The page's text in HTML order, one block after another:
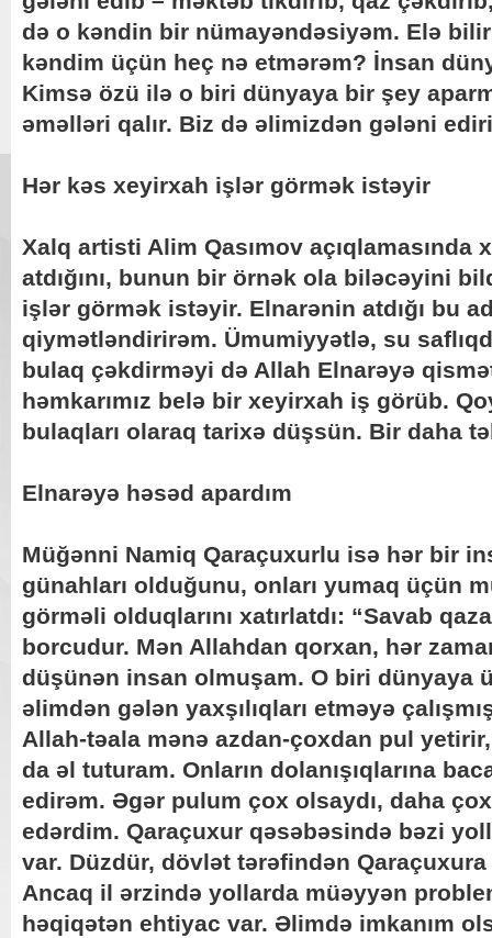
də o kəndin bir nümayəndəsiyəm. Elə
kəndim üçün heç nə etmərəm? İnsan
Kimsə özü ilə o biri dünyaya bir şey
əməlləri qalır. Biz də əlimizdən gələni
Hər kəs xeyirxah işlər görmək istəyir
Xalq artisti Alim Qasımov açıqlamasında
atdığını, bunun bir örnək ola biləcəyini
işlər görmək istəyir. Elnarənin atdığı bu
qiymətləndirirəm. Ümumiyyətlə, su
bulaq çəkdirməyi də Allah Elnarəyə
həmkarımız belə bir xeyirxah iş görüb.
bulaqları olaraq tarixə düşsün. Bir daha
Elnarəyə həsəd apardım
Müğənni Namiq Qaraçuxurlu isə hər bir
günahları olduğunu, onları yumaq üçün
görməli olduqlarını xatırlatdı: “Savab
borcudur. Mən Allahdan qorxan, hər
düşünən insan olmuşam. O biri dünyaya
əlimdən gələn yaxşılıqları etməyə
Allah-təala mənə azdan-çoxdan pul
da əl tuturam. Onların dolanışıqlarına
edirəm. Əgər pulum çox olsaydı, daha
edərdim. Qaraçuxur qəsəbəsində bəzi
var. Düzdür, dövlət tərəfindən Qaraçuxura
Ancaq il ərzində yollarda müəyyən
həqiqətən ehtiyac var. Əlimdə imkanım